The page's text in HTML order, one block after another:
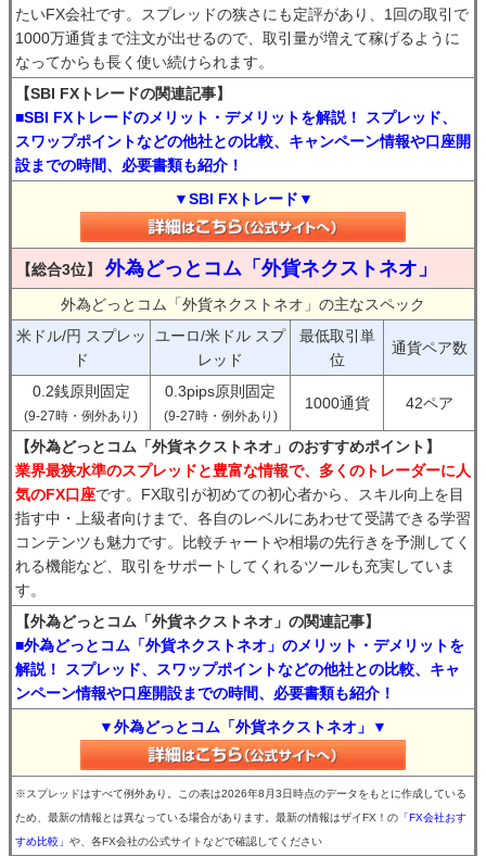
たいFX会社です。スプレッドの狭さにも定評があり、1回の取引で
1000万通貨まで注文が出せるので、取引量が増えて稼げるように
なってからも長く使い続けられます。
【SBI FXトレードの関連記事】
■SBI FXトレードのメリット・デメリットを解説！ スプレッド、
スワップポイントなどの他社との比較、キャンペーン情報や口座開
設までの時間、必要書類も紹介！
▼SBI FXトレード▼
【総合3位】 外為どっとコム「外貨ネクストネオ」
外為どっとコム「外貨ネクストネオ」の主なスペック
米ドル/円 スプレッ
ド
ユーロ/米ドル スプ
レッド
最低取引単
位
通貨ペア数
0.2銭原則固定
(9-27時・例外あり)
0.3pips原則固定
(9-27時・例外あり)
1000通貨 42ペア
【外為どっとコム「外貨ネクストネオ」のおすすめポイント】
業界最狭水準のスプレッドと豊富な情報で、多くのトレーダーに人
気のFX口座です。FX取引が初めての初心者から、スキル向上を目
指す中・上級者向けまで、各自のレベルにあわせて受講できる学習
コンテンツも魅力です。比較チャートや相場の先行きを予測してく
れる機能など、取引をサポートしてくれるツールも充実していま
す。
【外為どっとコム「外貨ネクストネオ」の関連記事】
■外為どっとコム「外貨ネクストネオ」のメリット・デメリットを
解説！ スプレッド、スワップポイントなどの他社との比較、キャ
ンペーン情報や口座開設までの時間、必要書類も紹介！
▼外為どっとコム「外貨ネクストネオ」▼
※スプレッドはすべて例外あり。この表は2026年8月3日時点のデータをもとに作成している
ため、最新の情報とは異なっている場合があります。最新の情報はザイFX！の 「FX会社おす
すめ比較」 や、各FX会社の公式サイトなどで確認してください